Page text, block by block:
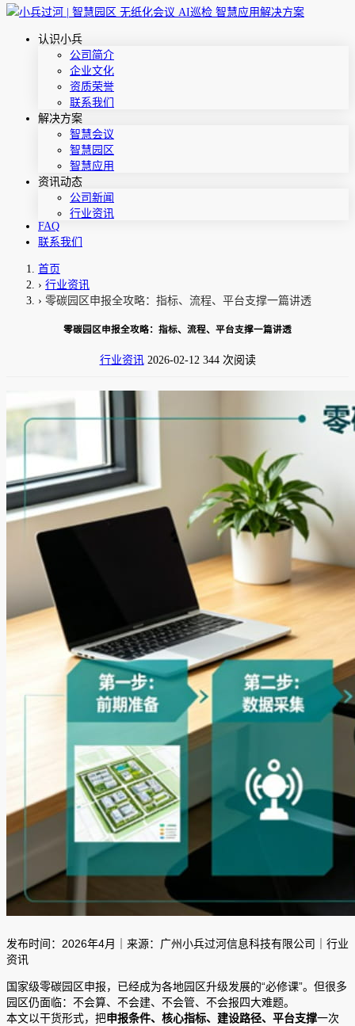
认识小兵
公司简介
企业文化
资质荣誉
联系我们
解决方案
智慧会议
智慧园区
智慧应用
资讯动态
公司新闻
行业资讯
FAQ
联系我们
首页
› 行业资讯
› 零碳园区申报全攻略：指标、流程、平台支撑一篇讲透
零碳园区申报全攻略：指标、流程、平台支撑一篇讲透
行业资讯 2026-02-12 344 次阅读
发布时间：2026年4月｜来源：广州小兵过河信息科技有限公司｜行业
资讯
国家级零碳园区申报，已经成为各地园区升级发展的“必修课”。但很多
园区仍面临：不会算、不会建、不会管、不会报四大难题。
本文以干货形式，把申报条件、核心指标、建设路径、平台支撑一次